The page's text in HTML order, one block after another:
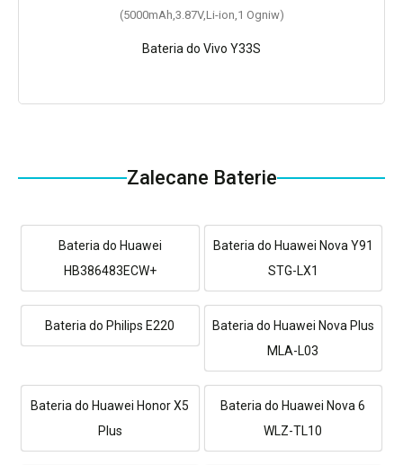
(5000mAh,3.87V,Li-ion,1 Ogniw)
Bateria do Vivo Y33S
Zalecane Baterie
Bateria do Huawei
HB386483ECW+
Bateria do Huawei Nova Y91
STG-LX1
Bateria do Philips E220
Bateria do Huawei Nova Plus
MLA-L03
Bateria do Huawei Honor X5
Plus
Bateria do Huawei Nova 6
WLZ-TL10